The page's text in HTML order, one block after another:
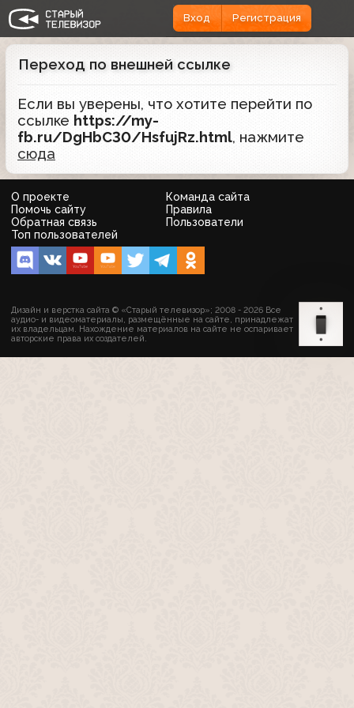
Вход Регистрация
Переход по внешней ссылке
Если вы уверены, что хотите перейти по
ссылке https://my-
fb.ru/DgHbC30/HsfujRz.html, нажмите
сюда
О проекте
Команда сайта
Помочь сайту
Правила
Обратная связь
Пользователи
Топ пользователей
Дизайн и верстка сайта © «Старый телевизор»; 2008 - 2026 Все
аудио- и видеоматериалы, размещённые на сайте, принадлежат
их владельцам. Нахождение материалов на сайте не оспаривает
авторские права их создателей.